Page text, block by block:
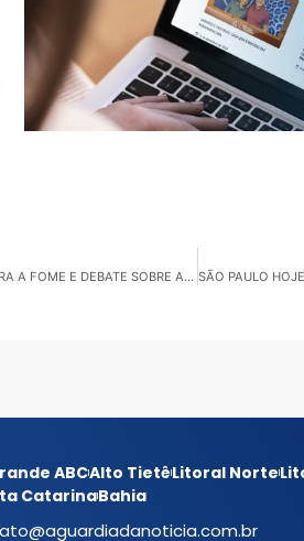
GRANDE ABC: SEGURANÇA INTEGRADA, INVESTIMENTO CONTRA A FOME E DEBATE SOBRE AUTISMO
ABCAlto TietêLitoral Norte
CatarinaBahia